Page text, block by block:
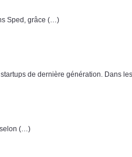
Sped, grâce (…)
de dernière génération. Dans
selon (…)